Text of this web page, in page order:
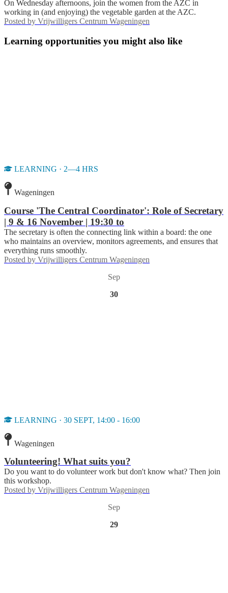
On Wednesday afternoons, join the women from the AZC in
working in (and enjoying) the vegetable garden at the AZC.
Posted by Vrijwilligers Centrum Wageningen
Learning opportunities you might also like
LEARNING · 2—4 HRS
Wageningen
Course 'The Central Coordinator': Role of Secretary
| 9 & 16 November | 19:30 to
The secretary is often the connecting link within a board: the one
who maintains an overview, monitors agreements, and ensures that
everything runs smoothly.
Posted by Vrijwilligers Centrum Wageningen
Sep
30
LEARNING · 30 SEPT, 14:00 - 16:00
Wageningen
Volunteering! What suits you?
Do you want to do volunteer work but don't know what? Then join
this workshop.
Posted by Vrijwilligers Centrum Wageningen
Sep
29